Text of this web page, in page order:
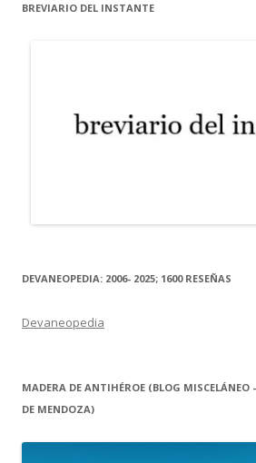
BREVIARIO DEL INSTANTE
DEVANEOPEDIA: 2006- 2025; 1600 RESEÑAS
Devaneopedia
MADERA DE ANTIHÉROE (BLOG MISCELÁNEO
DE MENDOZA)